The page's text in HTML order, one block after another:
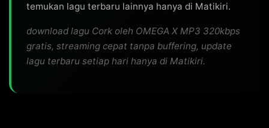
temukan lagu terbaru lainnya hanya di Matikiri.
download lagu Cork oleh OMEGA X MP3 320kbps
gratis, streaming cepat tanpa buffering, update
lagu terbaru setiap hari hanya di Matikiri.